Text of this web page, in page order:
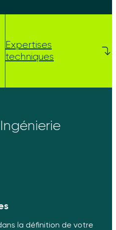
Expertises
techniques
Ingénierie
la définition de votre